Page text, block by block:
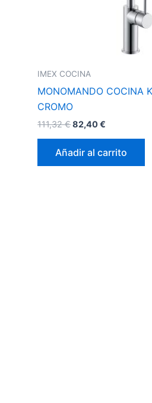
IMEX COCINA
MONOMANDO COCINA
CROMO
111,32€82,40€
Añadir al carrito